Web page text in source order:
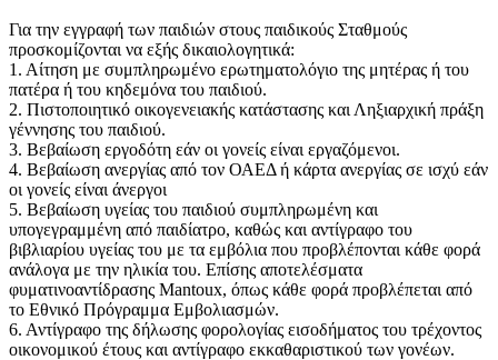
Για την εγγραφή των παιδιών στους παιδικούς Σταθμούς
προσκομίζονται να εξής δικαιολογητικά:
1. Αίτηση με συμπληρωμένο ερωτηματολόγιο της μητέρας ή του
πατέρα ή του κηδεμόνα του παιδιού.
2. Πιστοποιητικό οικογενειακής κατάστασης και Ληξιαρχική πράξη
γέννησης του παιδιού.
3. Βεβαίωση εργοδότη εάν οι γονείς είναι εργαζόμενοι.
4. Βεβαίωση ανεργίας από τον ΟΑΕΔ ή κάρτα ανεργίας σε ισχύ εάν
οι γονείς είναι άνεργοι
5. Βεβαίωση υγείας του παιδιού συμπληρωμένη και
υπογεγραμμένη από παιδίατρο, καθώς και αντίγραφο του
βιβλιαρίου υγείας του με τα εμβόλια που προβλέπονται κάθε φορά
ανάλογα με την ηλικία του. Επίσης αποτελέσματα
φυματινοαντίδρασης Mantoux, όπως κάθε φορά προβλέπεται από
το Εθνικό Πρόγραμμα Εμβολιασμών.
6. Αντίγραφο της δήλωσης φορολογίας εισοδήματος του τρέχοντος
οικονομικού έτους και αντίγραφο εκκαθαριστικού των γονέων.